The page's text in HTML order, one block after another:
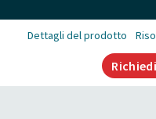
Dettagli del prodotto